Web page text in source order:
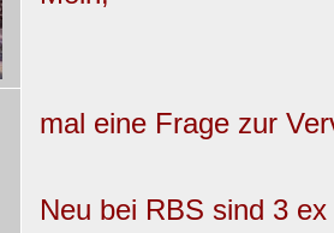
mal eine Frage zur
Neu bei RBS sind 3